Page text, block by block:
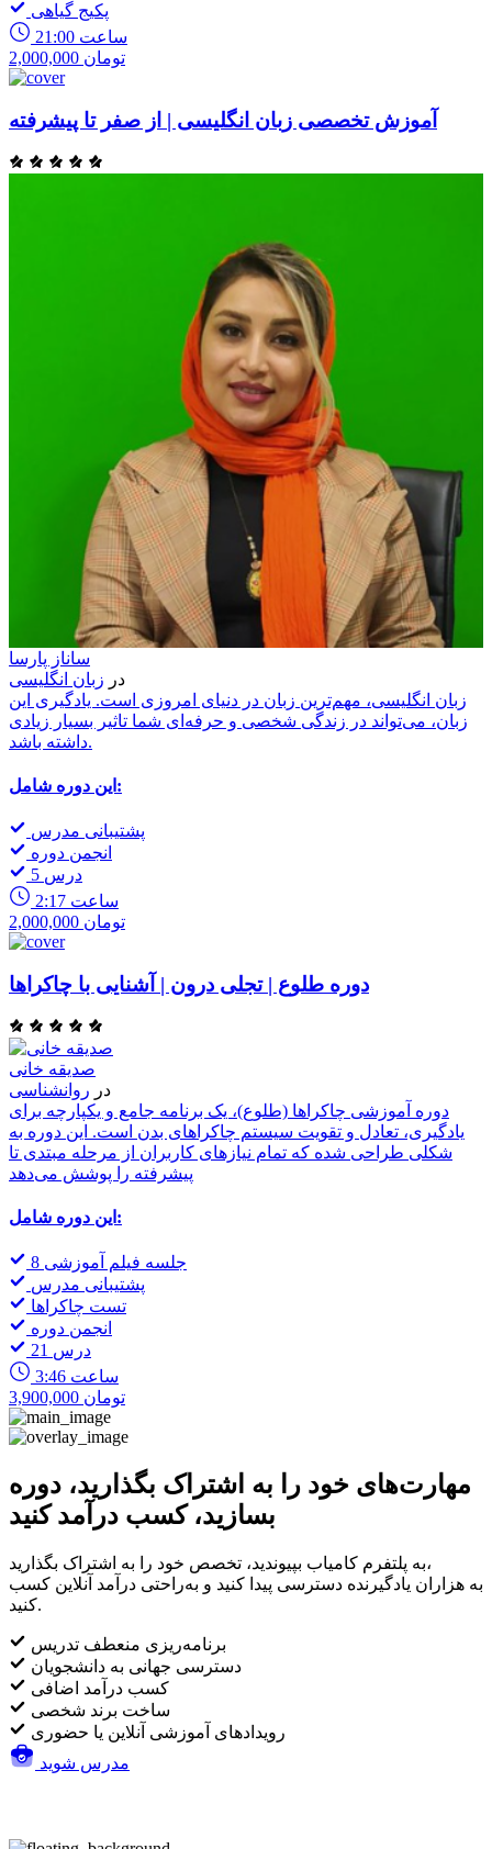
پکیج گیاهی
21:00 ساعت
2,000,000 تومان
آموزش تخصصی زبان انگلیسی | از صفر تا پیشرفته
ساناز پارسا
در زبان انگلیسی
زبان انگلیسی، مهم‌ترین زبان در دنیای امروزی است. یادگیری این
زبان، می‌تواند در زندگی شخصی و حرفه‌ای شما تاثیر بسیار زیادی
داشته باشد.
این دوره شامل:
پشتیبانی مدرس
انجمن دوره
5 درس
2:17 ساعت
2,000,000 تومان
دوره طلوع | تجلی درون | آشنایی با چاکراها
صدیقه خانی
در روانشناسی
دوره آموزشی چاکراها (طلوع)، یک برنامه جامع و یکپارچه برای
یادگیری، تعادل و تقویت سیستم چاکراهای بدن است. این دوره به
شکلی طراحی شده که تمام نیازهای کاربران از مرحله مبتدی تا
پیشرفته را پوشش می‌دهد
این دوره شامل:
8 جلسه فیلم آموزشی
پشتیبانی مدرس
تست چاکراها
انجمن دوره
21 درس
3:46 ساعت
3,900,000 تومان
مهارت‌های خود را به اشتراک بگذارید، دوره
بسازید، کسب درآمد کنید
به پلتفرم کامیاب بپیوندید، تخصص خود را به اشتراک بگذارید،
به هزاران یادگیرنده دسترسی پیدا کنید و به‌راحتی درآمد آنلاین کسب
کنید.
برنامه‌ریزی منعطف تدریس
دسترسی جهانی به دانشجویان
کسب درآمد اضافی
ساخت برند شخصی
رویدادهای آموزشی آنلاین یا حضوری
مدرس شوید